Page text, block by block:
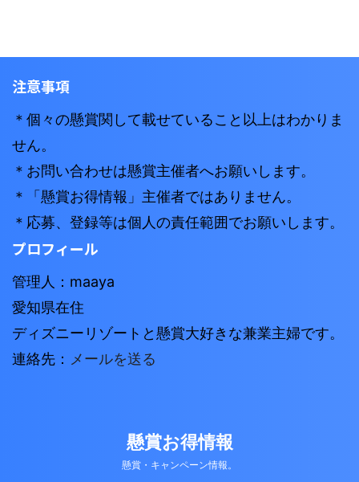
注意事項
＊個々の懸賞関して載せていること以上はわかりま
せん。
＊お問い合わせは懸賞主催者へお願いします。
＊「懸賞お得情報」主催者ではありません。
＊応募、登録等は個人の責任範囲でお願いします。
プロフィール
管理人：maaya
愛知県在住
ディズニーリゾートと懸賞大好きな兼業主婦です。
連絡先： メールを送る
懸賞お得情報
懸賞・キャンペーン情報。